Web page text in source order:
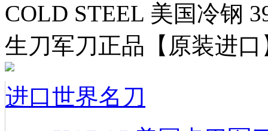
COLD STEEL 美国冷钢
生刀军刀正品【原装进口
进口世界名刀